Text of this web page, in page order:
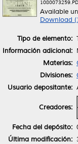
Available
Download
Tipo de elemento:
Información adicional:
Materias:
Divisiones:
Usuario depositante:
Creadores:
Fecha del depósito:
Última modificación: